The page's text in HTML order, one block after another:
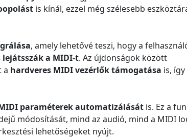
is kínál, ezzel még szélesebb
, amely lehetővé teszi, hogy a
lejátsszák a MIDI-t. Az újdonságok között
a hardveres MIDI vezérlők támogatása is,
paraméterek automatizálását is. Ez a
módosítását, mind az audió, mind a MIDI
lehetőségeket nyújt.